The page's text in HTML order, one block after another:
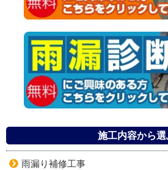
施工内容から選
雨漏り補修工事